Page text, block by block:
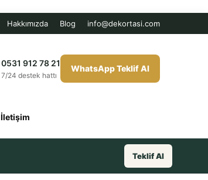
Hakkımızda Blog info@dekortasi.com
0531 912 78 21
7/24 destek hattı
WhatsApp Teklif Al
İletişim
Teklif Al